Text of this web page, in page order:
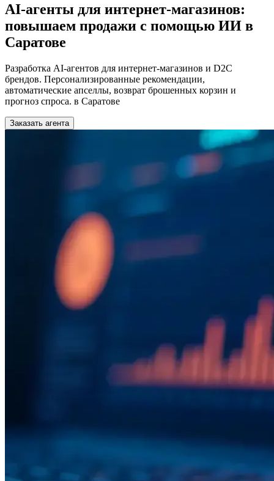
AI-агенты для интернет-магазинов:
повышаем продажи с помощью ИИ в
Саратове
Разработка AI-агентов для интернет-магазинов и D2C
брендов. Персонализированные рекомендации,
автоматические апселлы, возврат брошенных корзин и
прогноз спроса. в Саратове
Заказать агента